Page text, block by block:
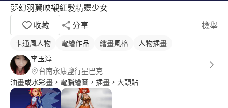
夢幻羽翼映襯紅髮精靈少女
收藏
分享 檢舉
卡通風人物 電繪作品 繪畫風格
人物插畫
李玉淳
台南永康鹽行星巴克
油畫或水彩畫，電腦繪圖，插畫，大頭貼